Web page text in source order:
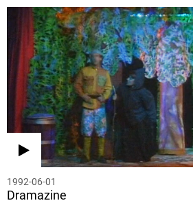
1992-06-01
Dramazine